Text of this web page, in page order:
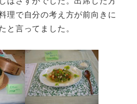
理で自分の考え方が前向きに
と言ってました。